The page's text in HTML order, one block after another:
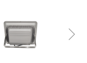
ꁇ